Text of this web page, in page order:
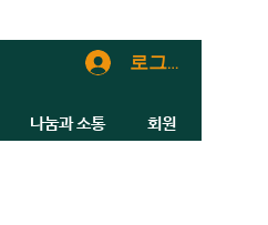
로그인
나눔과 소통 회원